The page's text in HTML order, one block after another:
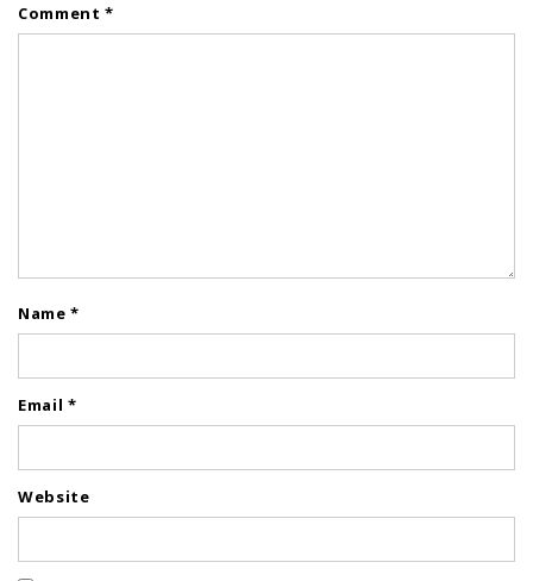
Comment*
Name*
Email *
Website